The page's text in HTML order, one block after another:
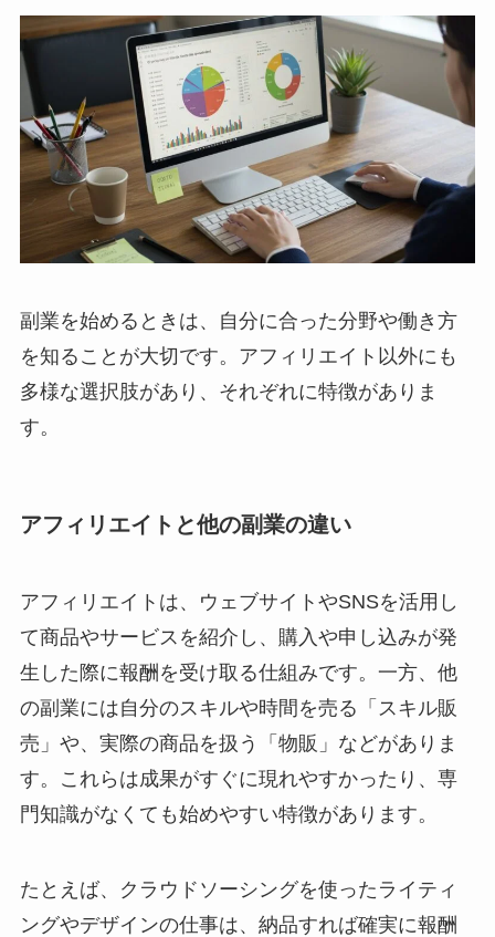
副業を始めるときは、自分に合った分野や働き方
を知ることが大切です。アフィリエイト以外にも
多様な選択肢があり、それぞれに特徴がありま
す。
アフィリエイトと他の副業の違い
アフィリエイトは、ウェブサイトやSNSを活用し
て商品やサービスを紹介し、購入や申し込みが発
生した際に報酬を受け取る仕組みです。一方、他
の副業には自分のスキルや時間を売る「スキル販
売」や、実際の商品を扱う「物販」などがありま
す。これらは成果がすぐに現れやすかったり、専
門知識がなくても始めやすい特徴があります。
たとえば、クラウドソーシングを使ったライティ
ングやデザインの仕事は、納品すれば確実に報酬